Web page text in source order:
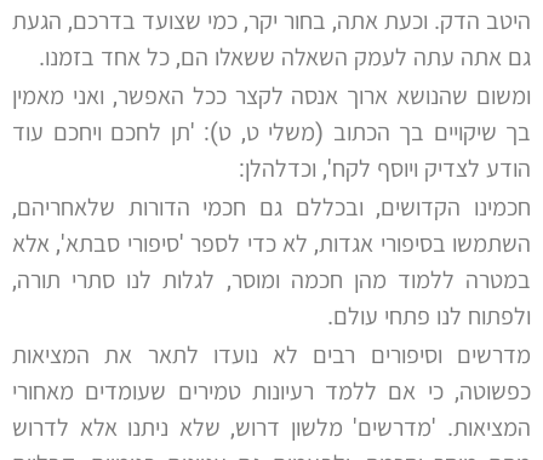
היטב הדק. וכעת אתה, בחור יקר, כמי שצועד בדרכם, הגעת
גם אתה עתה לעמק השאלה ששאלו הם, כל אחד בזמנו.
ומשום שהנושא ארוך אנסה לקצר ככל האפשר, ואני מאמין
בך שיקויים בך הכתוב (משלי ט, ט): 'תן לחכם ויחכם עוד
הודע לצדיק ויוסף לקח', וכדלהלן:
חכמינו הקדושים, ובכללם גם חכמי הדורות שלאחריהם,
השתמשו בסיפורי אגדות, לא כדי לספר 'סיפורי סבתא', אלא
במטרה ללמוד מהן חכמה ומוסר, לגלות לנו סתרי תורה,
ולפתוח לנו פתחי עולם.
מדרשים וסיפורים רבים לא נועדו לתאר את המציאות
כפשוטה, כי אם ללמד רעיונות טמירים שעומדים מאחורי
המציאות. 'מדרשים' מלשון דרוש, שלא ניתנו אלא לדרוש